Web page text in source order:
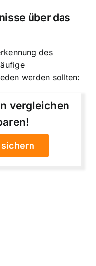
über das
des
werden sollten:
vergleichen